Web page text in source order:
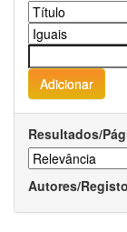
Resultados/
Autores/Registo